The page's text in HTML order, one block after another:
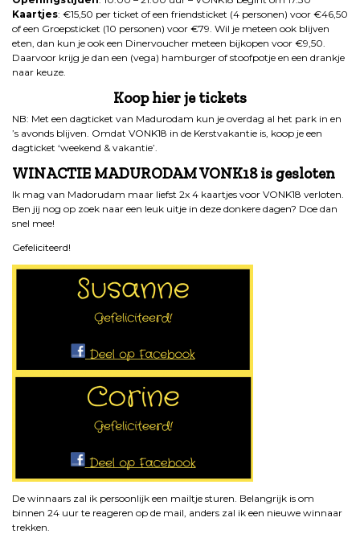
Kaartjes: €15,50 per ticket of een friendsticket (4 personen) voor €46,50
of een Groepsticket (10 personen) voor €79. Wil je meteen ook blijven
eten, dan kun je ook een Dinervoucher meteen bijkopen voor €9,50.
Daarvoor krijg je dan een (vega) hamburger of stoofpotje en een drankje
naar keuze.
Koop hier je tickets
NB: Met een dagticket van Madurodam kun je overdag al het park in en
’s avonds blijven. Omdat VONK18 in de Kerstvakantie is, koop je een
dagticket ‘weekend & vakantie’.
WINACTIE MADURODAM VONK18 is gesloten
Ik mag van Madorudam maar liefst 2x 4 kaartjes voor VONK18 verloten.
Ben jij nog op zoek naar een leuk uitje in deze donkere dagen? Doe dan
snel mee!
Gefeliciteerd!
De winnaars zal ik persoonlijk een mailtje sturen. Belangrijk is om
binnen 24 uur te reageren op de mail, anders zal ik een nieuwe winnaar
trekken.